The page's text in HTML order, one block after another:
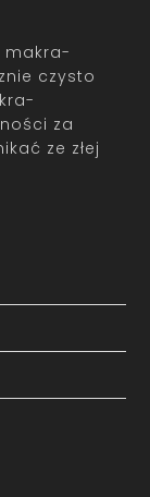
makra-
czysto
za
ze złej